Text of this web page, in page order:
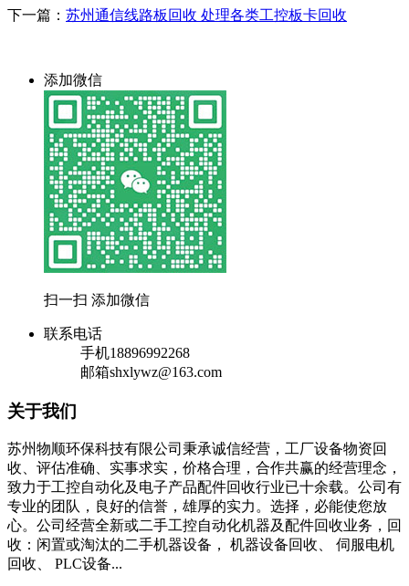
下一篇： 苏州通信线路板回收 处理各类工控板卡回收
添加微信
扫一扫 添加微信
联系电话
手机18896992268
邮箱shxlywz@163.com
关于我们
苏州物顺环保科技有限公司秉承诚信经营，工厂设备物资回
收、评估准确、实事求实，价格合理，合作共赢的经营理念，
致力于工控自动化及电子产品配件回收行业已十余载。公司有
专业的团队，良好的信誉，雄厚的实力。选择，必能使您放
心。公司经营全新或二手工控自动化机器及配件回收业务，回
收：闲置或淘汰的二手机器设备， 机器设备回收、 伺服电机
回收、 PLC设备...